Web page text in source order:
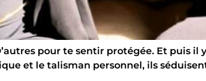
pour te sentir protégée. Et puis il
et le talisman personnel, ils